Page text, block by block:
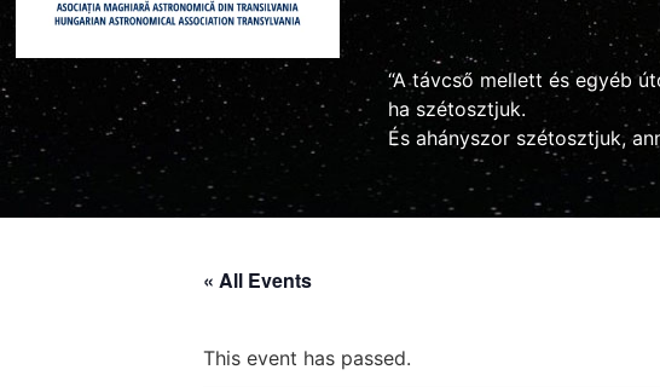
“A távcső mellett és egyéb
ha szétosztjuk.
És ahányszor szétosztjuk,
« All Events
This event has passed.